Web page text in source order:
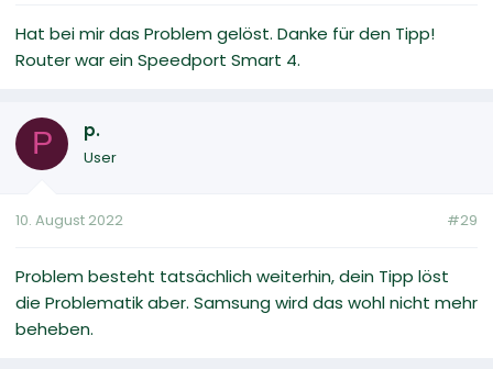
Hat bei mir das Problem gelöst. Danke für den Tipp!
Router war ein Speedport Smart 4.
P p.
User
10. August 2022 #29
Problem besteht tatsächlich weiterhin, dein Tipp löst
die Problematik aber. Samsung wird das wohl nicht mehr
beheben.